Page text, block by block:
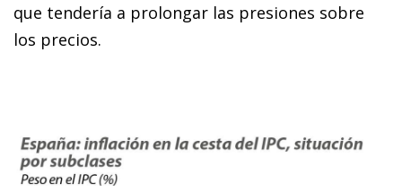
que tendería a prolongar las presiones sobre
los precios.